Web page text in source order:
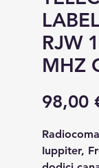
RJW
MHZ
98,00
Iuppiter,